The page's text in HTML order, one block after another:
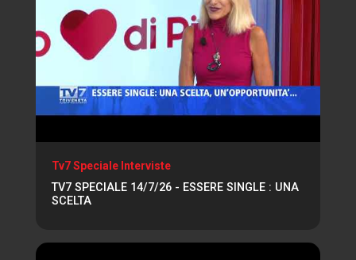
Tv7 Speciale Interviste
TV7 SPECIALE 14/7/26 - ESSERE SINGLE : UNA
SCELTA